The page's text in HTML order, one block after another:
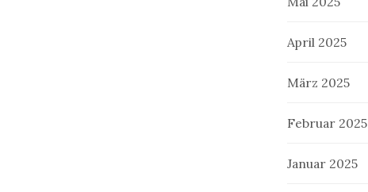
April 2025
März 2025
Februar 2025
Januar 2025